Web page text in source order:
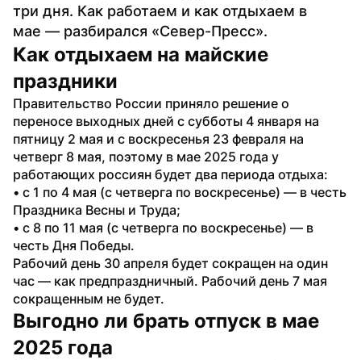
три дня. Как работаем и как отдыхаем в
мае — разбирался «Север-Пресс».
Как отдыхаем на майские
праздники
Правительство России приняло решение о
переносе выходных дней с субботы 4 января на
пятницу 2 мая и с воскресенья 23 февраля на
четверг 8 мая, поэтому в мае 2025 года у
работающих россиян будет два периода отдыха:
• с 1 по 4 мая (с четверга по воскресенье) — в честь
Праздника Весны и Труда;
• с 8 по 11 мая (с четверга по воскресенье) — в
честь Дня Победы.
Рабочий день 30 апреля будет сокращен на один
час — как предпраздничный. Рабочий день 7 мая
сокращенным не будет.
Выгодно ли брать отпуск в мае
2025 года